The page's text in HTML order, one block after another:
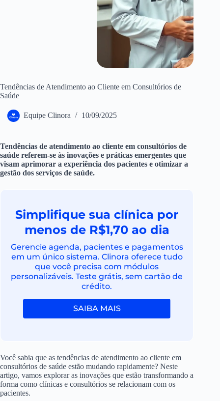
Tendências de Atendimento ao Cliente em Consultórios de
Saúde
Equipe Clinora 10/09/2025
Tendências de atendimento ao cliente em consultórios de
saúde referem-se às inovações e práticas emergentes que
visam aprimorar a experiência dos pacientes e otimizar a
gestão dos serviços de saúde.
Simplifique sua clínica por
menos de R$1,70 ao dia
Gerencie agenda, pacientes e pagamentos
em um único sistema. Clinora oferece tudo
que você precisa com módulos
personalizáveis. Teste grátis, sem cartão de
crédito.
SAIBA MAIS
Você sabia que as tendências de atendimento ao cliente em
consultórios de saúde estão mudando rapidamente? Neste
artigo, vamos explorar as inovações que estão transformando a
forma como clínicas e consultórios se relacionam com os
pacientes.